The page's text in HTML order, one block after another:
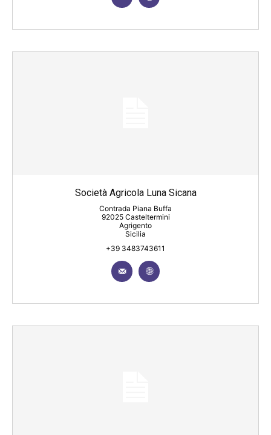
Società Agricola Luna Sicana
Contrada Piana Buffa
92025 Casteltermini
Agrigento
Sicilia
+39 3483743611